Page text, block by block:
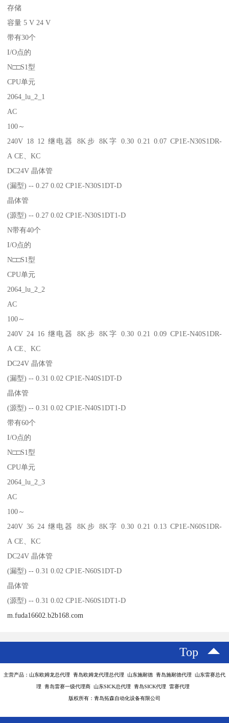
存储
容量 5 V 24 V
带有30个
I/O点的
N□□S1型
CPU单元
2064_lu_2_1
AC
100～
240V 18 12 继电器 8K步 8K字 0.30 0.21 0.07 CP1E-N30S1DR-
A CE、KC
DC24V 晶体管
(漏型) -- 0.27 0.02 CP1E-N30S1DT-D
晶体管
(源型) -- 0.27 0.02 CP1E-N30S1DT1-D
N带有40个
I/O点的
N□□S1型
CPU单元
2064_lu_2_2
AC
100～
240V 24 16 继电器 8K步 8K字 0.30 0.21 0.09 CP1E-N40S1DR-
A CE、KC
DC24V 晶体管
(漏型) -- 0.31 0.02 CP1E-N40S1DT-D
晶体管
(源型) -- 0.31 0.02 CP1E-N40S1DT1-D
带有60个
I/O点的
N□□S1型
CPU单元
2064_lu_2_3
AC
100～
240V 36 24 继电器 8K步 8K字 0.30 0.21 0.13 CP1E-N60S1DR-
A CE、KC
DC24V 晶体管
(漏型) -- 0.31 0.02 CP1E-N60S1DT-D
晶体管
(源型) -- 0.31 0.02 CP1E-N60S1DT1-D
m.fuda16602.b2b168.com
Top
主营产品：山东欧姆龙总代理 青岛欧姆龙代理总代理 山东施耐德 青岛施耐德代理 山东雷赛总代
理 青岛雷赛一级代理商 山东SICK总代理 青岛SICK代理 雷赛代理
版权所有：青岛拓森自动化设备有限公司